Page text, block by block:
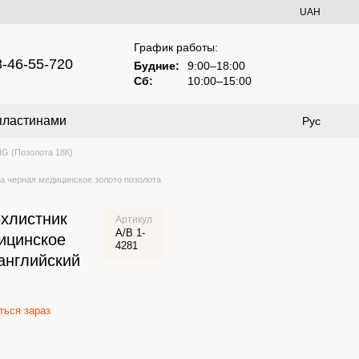
UAH
46-55-720
График работы:
Будние:
9:00–18:00
Сб:
10:00–15:00
Рус
(Позолота 18К)
черная медицинское золото позолота
Артикул
А/В 1-
4281
зараз